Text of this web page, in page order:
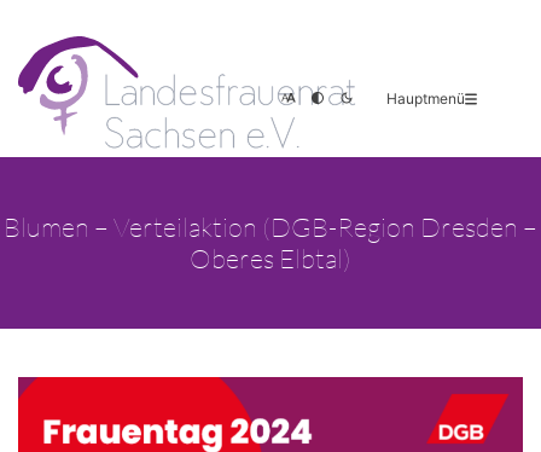
Hauptmenü
Blumen – Verteilaktion (DGB-Region Dresden –
Oberes Elbtal)